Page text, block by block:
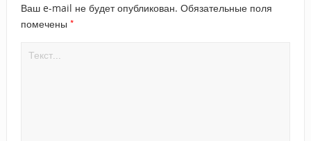
Ваш e-mail не будет опубликован. Обязательные поля
помечены *